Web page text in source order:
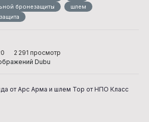
бронезащиты
шлем
2 291 просмотр
Dubu
от Арс Арма и шлем Тор от НПО Класс